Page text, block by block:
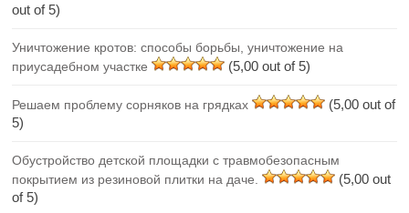
out of 5)
Уничтожение кротов: способы борьбы, уничтожение на
приусадебном участке
(5,00 out of 5)
Решаем проблему сорняков на грядках
(5,00 out of
5)
Обустройство детской площадки с травмобезопасным
покрытием из резиновой плитки на даче.
(5,00 out
of 5)